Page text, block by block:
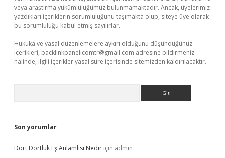
veya araştırma yükümlülüğümüz bulunmamaktadır. Ancak, üyelerimiz
yazdıkları içeriklerin sorumluluğunu taşımakta olup, siteye üye olarak
bu sorumluluğu kabul etmiş sayılırlar.
Hukuka ve yasal düzenlemelere aykırı olduğunu düşündüğünüz
içerikleri, backlinkpanelicomtr@gmail.com adresine bildirmeniz
halinde, ilgili içerikler yasal süre içerisinde sitemizden kaldırılacaktır.
Son yorumlar
Dört Dörtlük Eş Anlamlısı Nedir için admin